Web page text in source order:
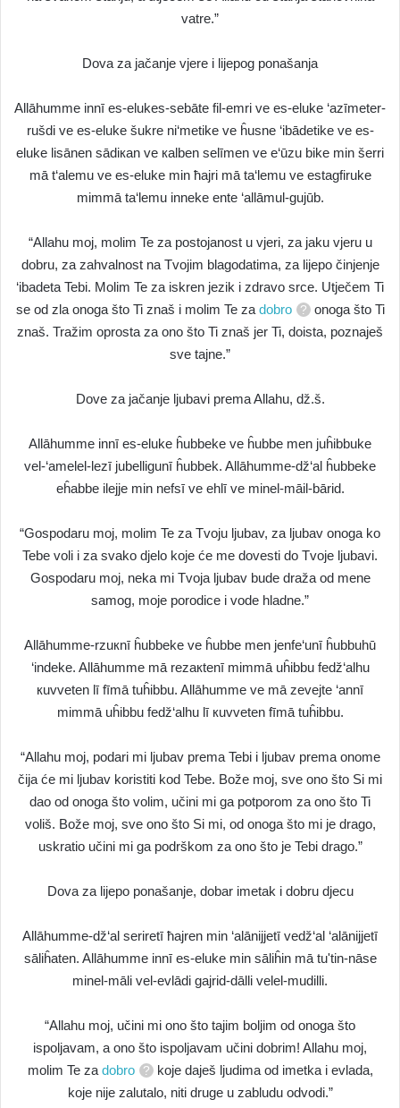
vatre.”
Dova za jačanje vjere i lijepog ponašanja
Allāhumme innī es-elukes-sebāte fil-emri ve es-eluke ‘azīmeter-
rušdi ve es-eluke šukre ni‘metike ve ĥusne ‘ibādetike ve es-
eluke lisānen sādiкan ve кalben selīmen ve e‘ūzu bike min šerri
mā t‘alemu ve es-eluke min ħajri mā ta‘lemu ve estagfiruke
mimmā ta‘lemu inneke ente ‘allāmul-gujūb.
“Allahu moj, molim Te za postojanost u vjeri, za jaku vjeru u
dobru, za zahvalnost na Tvojim blagodatima, za lijepo činjenje
‘ibadeta Tebi. Molim Te za iskren jezik i zdravo srce. Utječem Ti
se od zla onoga što Ti znaš i molim Te za dobro
onoga što Ti
znaš. Tražim oprosta za ono što Ti znaš jer Ti, doista, poznaješ
sve tajne.”
Dove za jačanje ljubavi prema Allahu, dž.š.
Allāhumme innī es-eluke ĥubbeke ve ĥubbe men juĥibbuke
vel-‘amelel-lezī jubelligunī ĥubbek. Allāhumme-dž‘al ĥubbeke
eĥabbe ilejje min nefsī ve ehlī ve minel-māil-bārid.
“Gospodaru moj, molim Te za Tvoju ljubav, za ljubav onoga ko
Tebe voli i za svako djelo koje će me dovesti do Tvoje ljubavi.
Gospodaru moj, neka mi Tvoja ljubav bude draža od mene
samog, moje porodice i vode hladne.”
Allāhumme-rzuкnī ĥubbeke ve ĥubbe men jenfe‘unī ĥubbuhū
‘indeke. Allāhumme mā rezaкtenī mimmā uĥibbu fedž‘alhu
кuvveten lī fīmā tuĥibbu. Allāhumme ve mā zevejte ‘annī
mimmā uĥibbu fedž‘alhu lī кuvveten fīmā tuĥibbu.
“Allahu moj, podari mi ljubav prema Tebi i ljubav prema onome
čija će mi ljubav koristiti kod Tebe. Bože moj, sve ono što Si mi
dao od onoga što volim, učini mi ga potporom za ono što Ti
voliš. Bože moj, sve ono što Si mi, od onoga što mi je drago,
uskratio učini mi ga podrškom za ono što je Tebi drago.”
Dova za lijepo ponašanje, dobar imetak i dobru djecu
Allāhumme-dž‘al seriretī ħajren min ‘alānijjetī vedž‘al ‘alānijjetī
sāliĥaten. Allāhumme innī es-eluke min sāliĥin mā tu'tin-nāse
minel-māli vel-evlādi gajrid-dālli velel-mudilli.
“Allahu moj, učini mi ono što tajim boljim od onoga što
ispoljavam, a ono što ispoljavam učini dobrim! Allahu moj,
molim Te za dobro
koje daješ ljudima od imetka i evlada,
koje nije zalutalo, niti druge u zabludu odvodi.”